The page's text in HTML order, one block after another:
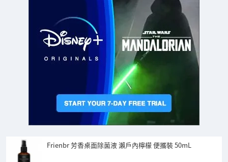
Frienbr 芳香桌面除菌液 瀨戶內檸檬 便攜裝 50mL